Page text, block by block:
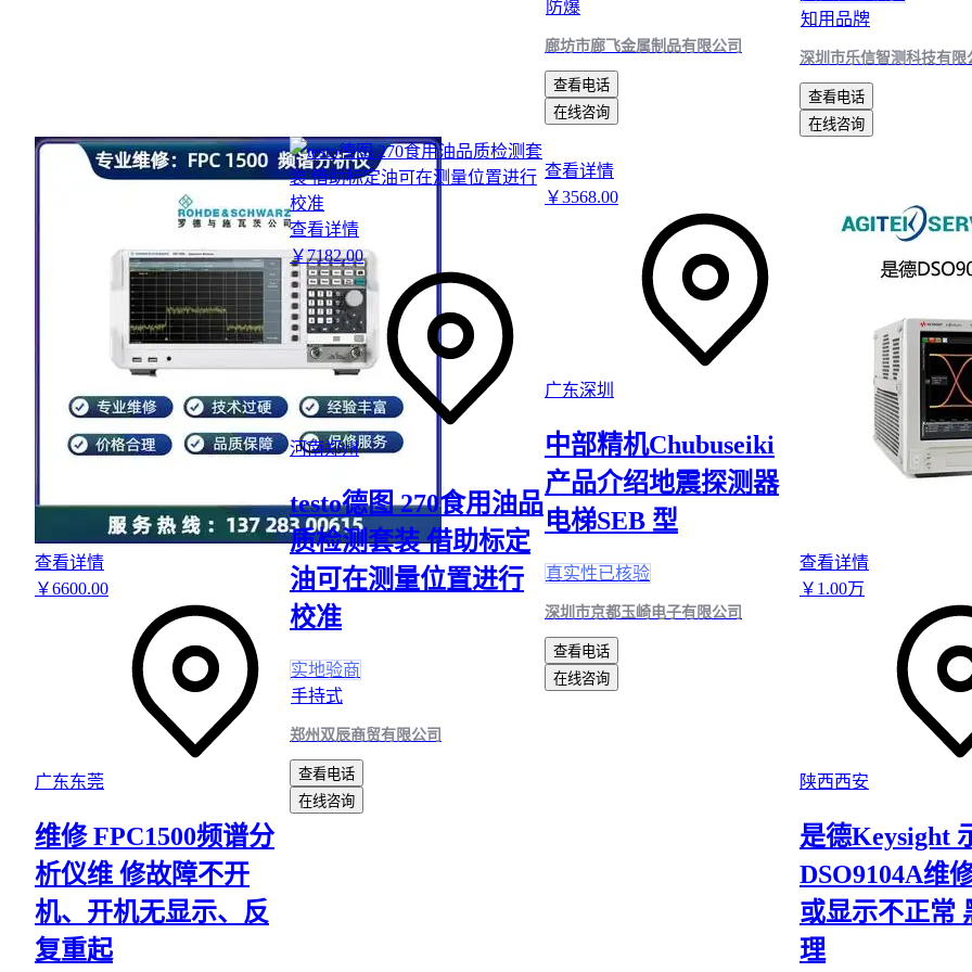
防爆
廊坊市廊飞金属制品有限公司
查看电话
在线咨询
知用品牌
深圳市乐信智测科技有限
查看电话
在线咨询
查看详情
￥6600.00
广东东莞
维修 FPC1500频谱分
析仪维 修故障不开
机、开机无显示、反
复重起
查看详情
￥7182.00
河南郑州
testo德图 270食用油品
质检测套装 借助标定
油可在测量位置进行
校准
实地验商
手持式
郑州双辰商贸有限公司
查看电话
在线咨询
查看详情
￥3568.00
广东深圳
中部精机Chubuseiki
产品介绍地震探测器
电梯SEB 型
真实性已核验
深圳市京都玉崎电子有限公司
查看电话
在线咨询
查看详情
￥ 1.00万
陕西西安
是德Keysight
DSO9104A维
或显示不正常
理